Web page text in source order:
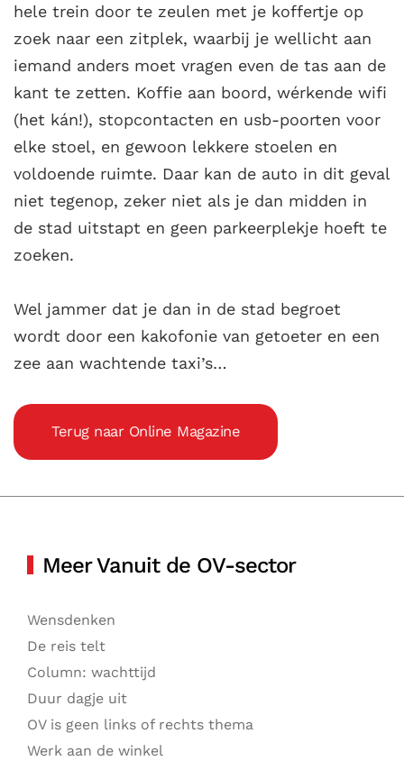
hele trein door te zeulen met je koffertje op
zoek naar een zitplek, waarbij je wellicht aan
iemand anders moet vragen even de tas aan de
kant te zetten. Koffie aan boord, wérkende wifi
(het kán!), stopcontacten en usb-poorten voor
elke stoel, en gewoon lekkere stoelen en
voldoende ruimte. Daar kan de auto in dit geval
niet tegenop, zeker niet als je dan midden in
de stad uitstapt en geen parkeerplekje hoeft te
zoeken.
Wel jammer dat je dan in de stad begroet
wordt door een kakofonie van getoeter en een
zee aan wachtende taxi’s…
Terug naar Online Magazine
Meer Vanuit de OV-sector
Wensdenken
De reis telt
Column: wachttijd
Duur dagje uit
OV is geen links of rechts thema
Werk aan de winkel